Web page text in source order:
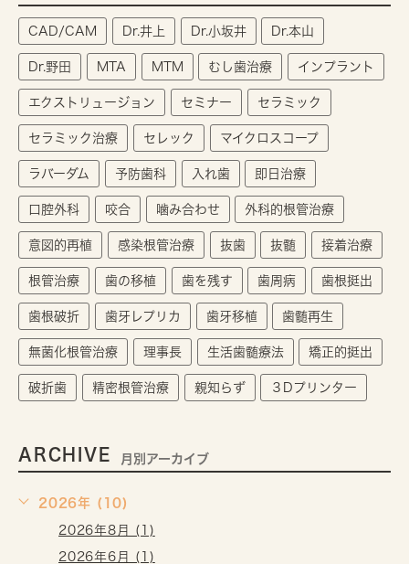
CAD/CAM Dr.井上 Dr.小坂井 Dr.本山
Dr.野田 MTA MTM むし歯治療 インプラント
エクストリュージョン セミナー セラミック
セラミック治療 セレック マイクロスコープ
ラバーダム 予防歯科 入れ歯 即日治療
口腔外科 咬合 噛み合わせ 外科的根管治療
意図的再植 感染根管治療 抜歯 抜髄 接着治療
根管治療 歯の移植 歯を残す 歯周病 歯根挺出
歯根破折 歯牙レプリカ 歯牙移植 歯髄再生
無菌化根管治療 理事長 生活歯髄療法 矯正的挺出
破折歯 精密根管治療 親知らず ３Dプリンター
ARCHIVE 月別アーカイブ
2026年 (10)
2026年8月 (1)
2026年6月 (1)